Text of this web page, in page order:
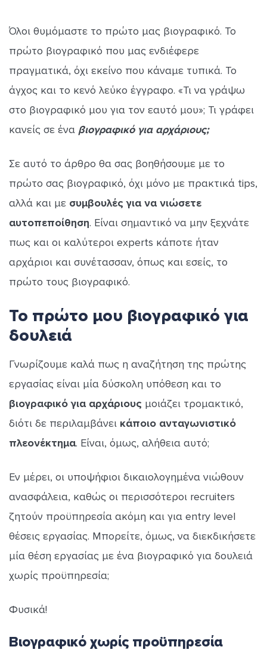
Όλοι θυμόμαστε το πρώτο μας βιογραφικό. Το
πρώτο βιογραφικό που μας ενδιέφερε
πραγματικά, όχι εκείνο που κάναμε τυπικά. Το
άγχος και το κενό λεύκο έγγραφο. «Τι να γράψω
στο βιογραφικό μου για τον εαυτό μου»; Τι γράφει
κανείς σε ένα βιογραφικό για αρχάριους;
Σε αυτό το άρθρο θα σας βοηθήσουμε με το
πρώτο σας βιογραφικό, όχι μόνο με πρακτικά tips,
αλλά και με συμβουλές για να νιώσετε
αυτοπεποίθηση. Είναι σημαντικό να μην ξεχνάτε
πως και οι καλύτεροι experts κάποτε ήταν
αρχάριοι και συνέτασσαν, όπως και εσείς, το
πρώτο τους βιογραφικό.
Το πρώτο μου βιογραφικό για
δουλειά
Γνωρίζουμε καλά πως η αναζήτηση της πρώτης
εργασίας είναι μία δύσκολη υπόθεση και το
βιογραφικό για αρχάριους μοιάζει τρομακτικό,
διότι δε περιλαμβάνει κάποιο ανταγωνιστικό
πλεονέκτημα. Είναι, όμως, αλήθεια αυτό;
Εν μέρει, οι υποψήφιοι δικαιολογημένα νιώθουν
ανασφάλεια, καθώς οι περισσότεροι recruiters
ζητούν προϋπηρεσία ακόμη και για entry level
θέσεις εργασίας. Μπορείτε, όμως, να διεκδικήσετε
μία θέση εργασίας με ένα βιογραφικό για δουλειά
χωρίς προϋπηρεσία;
Φυσικά!
Βιογραφικό χωρίς προϋπηρεσία